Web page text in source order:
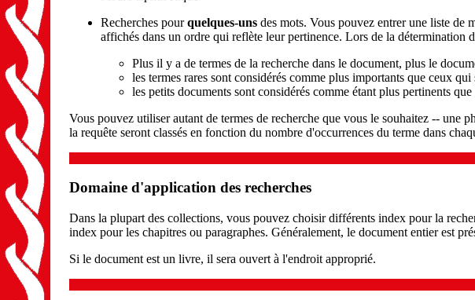
Recherches pourquelques-uns des mots. Vous pouvez entrer une liste de
affichés dans un ordre qui reflète leur pertinence. Lors de la détermination
Plus il y a de termes de la recherche dans le document, plus le
les termes rares sont considérés comme plus importants que ceux qui
les petits documents sont considérés comme étant plus pertinents
Vous pouvez utiliser autant de termes de recherche que vous le souhaitez -- une
la requête seront classés en fonction du nombre d'occurrences du terme dans
Domaine d'application des recherches
Dans la plupart des collections, vous pouvez choisir différents index pour la
index pour les chapitres ou paragraphes. Généralement, le document entier est
Si le document est un livre, il sera ouvert à l'endroit approprié.